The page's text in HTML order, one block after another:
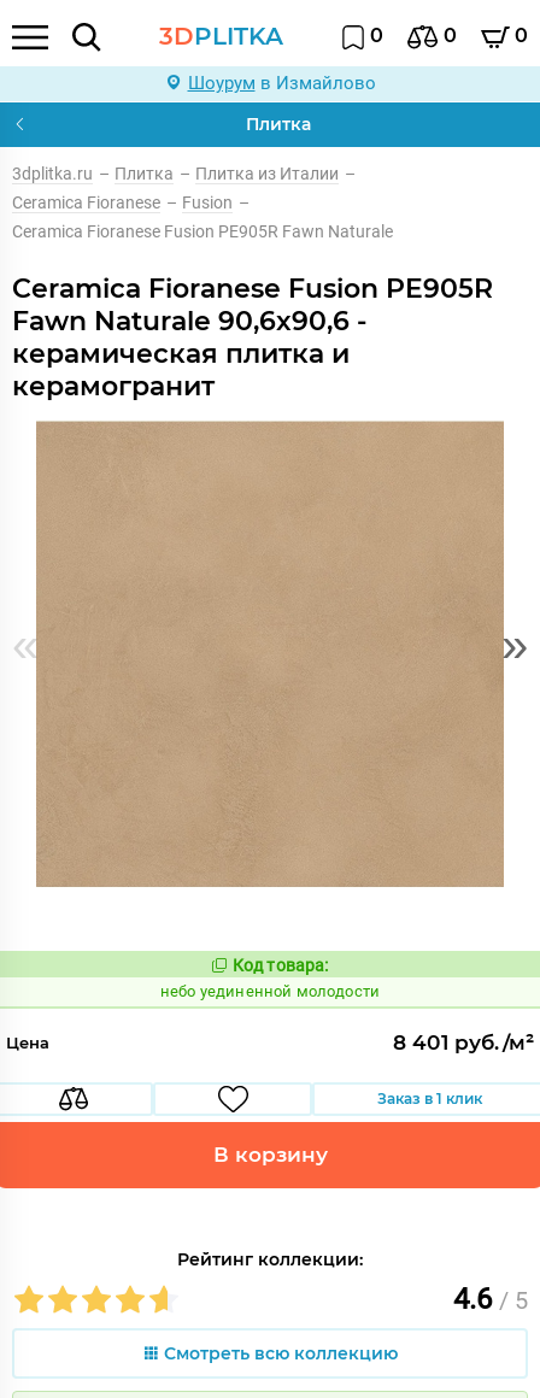
3DPLITKA 0 0 0
Шоурум в Измайлово
Плитка
3dplitka.ru – Плитка – Плитка из Италии –
Ceramica Fioranese – Fusion –
Ceramica Fioranese Fusion PE905R Fawn Naturale
Ceramica Fioranese Fusion PE905R
Fawn Naturale 90,6x90,6 -
керамическая плитка и
керамогранит
« »
Код:
1122929
Код товара:
небо уединенной молодости
Цена 8 401 руб./м²
Заказ в 1 клик
В корзину
Рейтинг коллекции:
4.6 / 5
Смотреть всю коллекцию